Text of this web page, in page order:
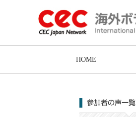
HOME
参加者の声一覧